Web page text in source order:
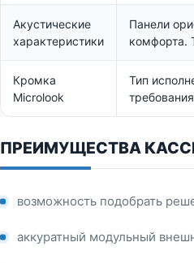
Акустические
характеристики
Панели
комфорта.
Кромка
Microlook
Тип
ПРЕИМУЩЕСТВА
возможность подобрать
аккуратный модульный